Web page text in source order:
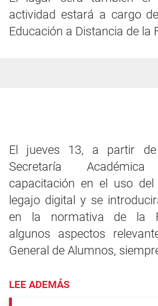
actividad estará a cargo
Educación a Distancia de la
El jueves 13, a partir
Secretaría
capacitación en el uso del
legajo digital y se
en la normativa de la
algunos aspectos
General de Alumnos,
LEE ADEMÁS